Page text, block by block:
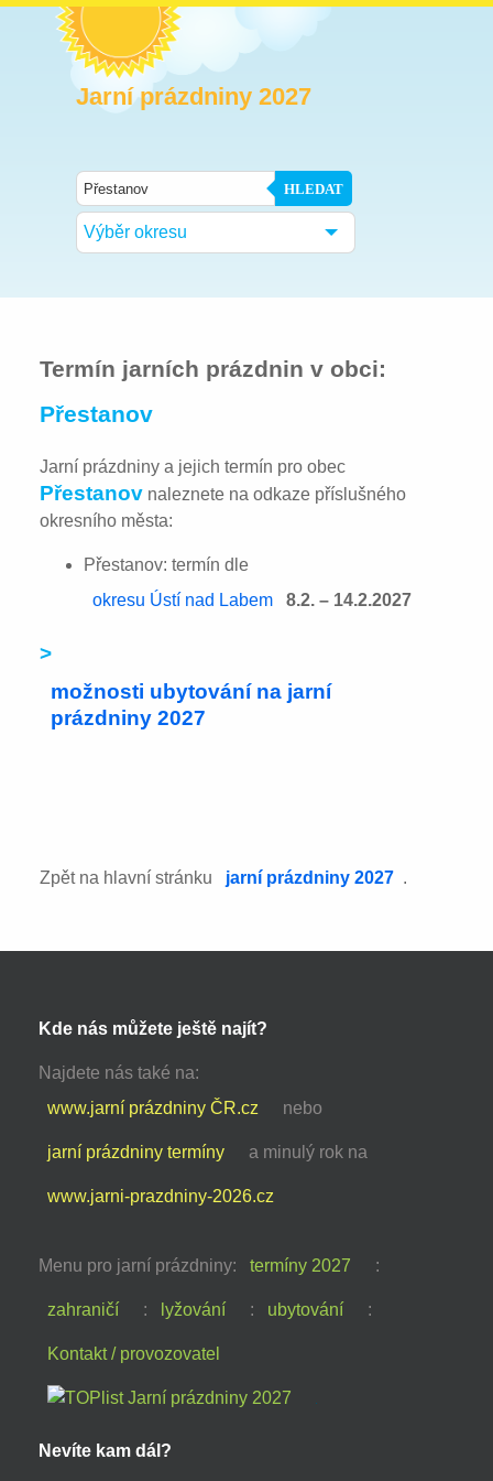
Jarní prázdniny 2027
HLEDAT
Výběr okresu
Termín jarních prázdnin v obci:
Přestanov
Jarní prázdniny a jejich termín pro obec
Přestanov naleznete na odkaze příslušného
okresního města:
Přestanov: termín dle
okresu Ústí nad Labem
8.2. – 14.2.2027
>
možnosti ubytování na jarní
prázdniny 2027
Zpět na hlavní stránku jarní prázdniny 2027 .
Kde nás můžete ještě najít?
Najdete nás také na:
www.jarní prázdniny ČR.cz
nebo
jarní prázdniny termíny a minulý rok na
www.jarni-prazdniny-2026.cz
Menu pro jarní prázdniny: termíny 2027 :
zahraničí : lyžování : ubytování :
Kontakt / provozovatel
Nevíte kam dál?